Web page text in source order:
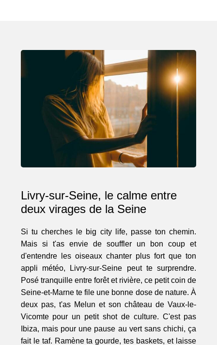
Livry-sur-Seine, le calme entre
deux virages de la Seine
Si tu cherches le big city life, passe ton chemin.
Mais si t'as envie de souffler un bon coup et
d'entendre les oiseaux chanter plus fort que ton
appli météo, Livry-sur-Seine peut te surprendre.
Posé tranquille entre forêt et rivière, ce petit coin de
Seine-et-Marne te file une bonne dose de nature. À
deux pas, t'as Melun et son château de Vaux-le-
Vicomte pour un petit shot de culture. C'est pas
Ibiza, mais pour une pause au vert sans chichi, ça
fait le taf. Ramène ta gourde, tes baskets, et laisse